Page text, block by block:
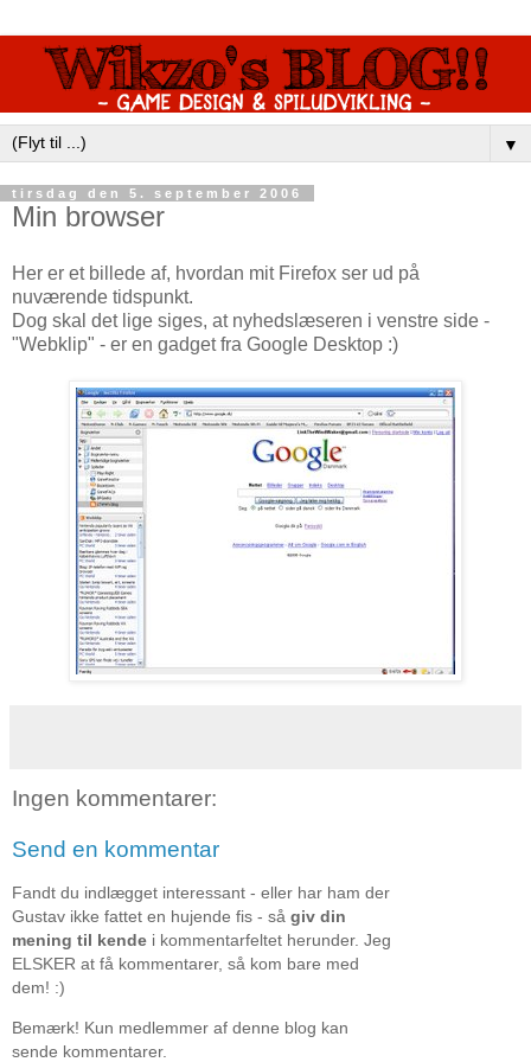
▼
tirsdag den 5. september 2006
Min browser
Her er et billede af, hvordan mit Firefox ser ud på
nuværende tidspunkt.
Dog skal det lige siges, at nyhedslæseren i venstre side -
"Webklip" - er en gadget fra Google Desktop :)
Ingen kommentarer:
Send en kommentar
Fandt du indlægget interessant - eller har ham der
Gustav ikke fattet en hujende fis - så giv din
mening til kende i kommentarfeltet herunder. Jeg
ELSKER at få kommentarer, så kom bare med
dem! :)
Bemærk! Kun medlemmer af denne blog kan
sende kommentarer.